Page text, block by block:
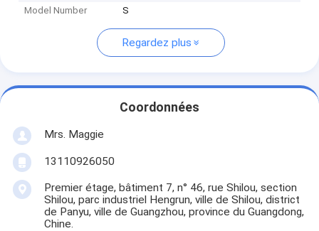
Model Number S
Regardez plus
Coordonnées
Mrs. Maggie
13110926050
Premier étage, bâtiment 7, n° 46, rue Shilou, section
Shilou, parc industriel Hengrun, ville de Shilou, district
de Panyu, ville de Guangzhou, province du Guangdong,
Chine.